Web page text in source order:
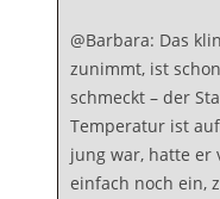
@Barbara: Das
zunimmt, ist
schmeckt – der
Temperatur ist
jung war, hatte er
einfach noch ein,